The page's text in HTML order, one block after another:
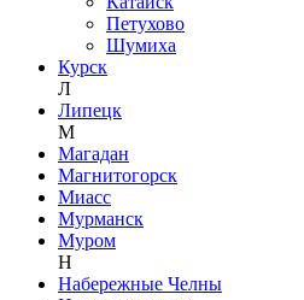
Петухово
Шумиха
Курск
Л
Липецк
М
Магадан
Магнитогорск
Миасс
Мурманск
Муром
Н
Набережные Челны